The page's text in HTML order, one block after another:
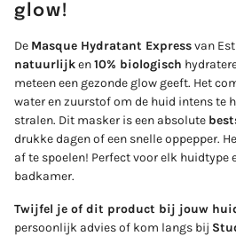
glow!
De Masque Hydratant Expressvan
natuurlijken10% biologisch
meteen een gezonde glow geeft. Het
water en zuurstof om de huid intens te
stralen. Dit masker is een absolute
drukke dagen of een snelle oppepper.
af te spoelen! Perfect voor elk huidtype
badkamer.
Twijfel je of dit product bij jouw
persoonlijk advies of kom langs bij